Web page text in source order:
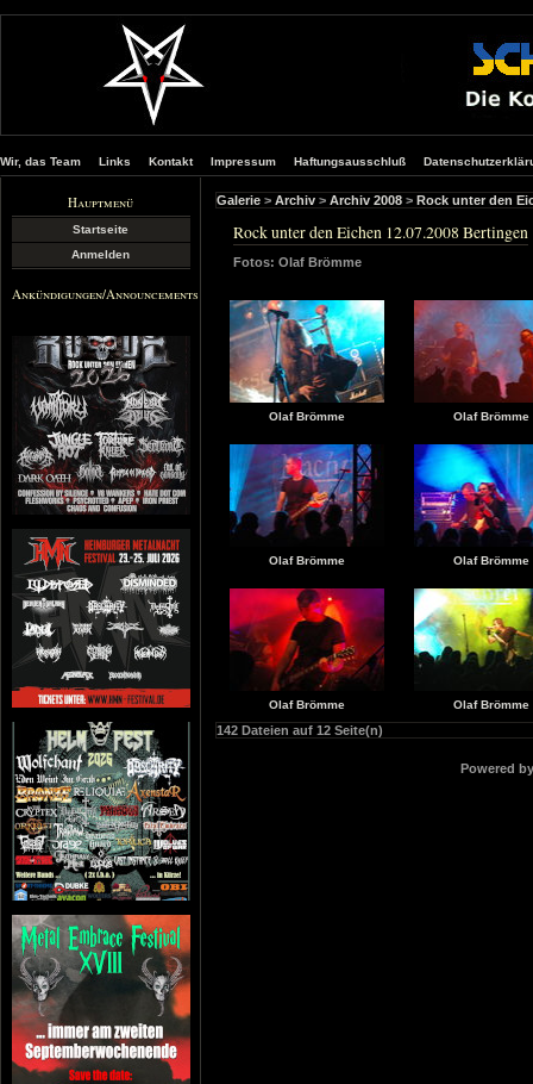
Wir, das Team Links Kontakt Impressum Haftungsausschluß
Hauptmenü
Startseite
Anmelden
Ankündigungen/Announcements
Galerie > Archiv > Archiv 2008 > Rock unter den
Rock unter den Eichen 12.07.2008 Bertingen
Fotos: Olaf Brömme
Olaf Brömme Olaf Brömme
Olaf Brömme Olaf Brömme
Olaf Brömme Olaf Brömme
142 Dateien auf 12 Seite(n)
Powered